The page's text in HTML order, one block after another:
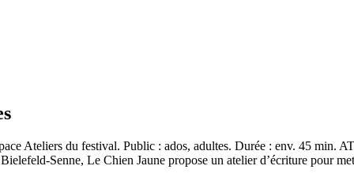
Ateliers du festival. Public : ados, adultes. Durée : env. 45 min.
Senne, Le Chien Jaune propose un atelier d’écriture pour